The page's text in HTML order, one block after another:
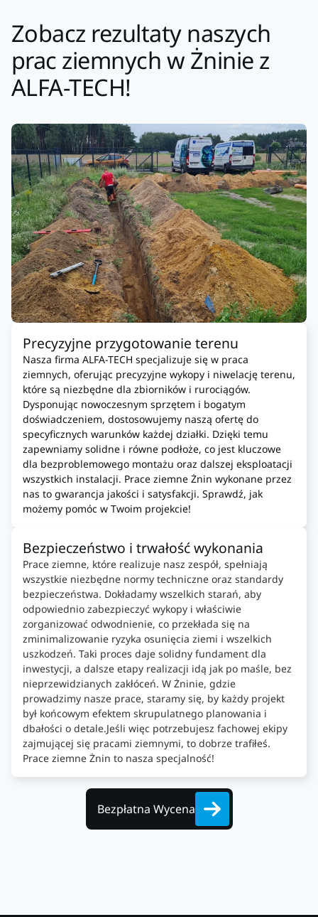
Zobacz rezultaty naszych
prac ziemnych w Żninie z
ALFA-TECH!
Precyzyjne przygotowanie terenu
Nasza firma ALFA-TECH specjalizuje się w praca
ziemnych, oferując precyzyjne wykopy i niwelację terenu,
które są niezbędne dla zbiorników i rurociągów.
Dysponując nowoczesnym sprzętem i bogatym
doświadczeniem, dostosowujemy naszą ofertę do
specyficznych warunków każdej działki. Dzięki temu
zapewniamy solidne i równe podłoże, co jest kluczowe
dla bezproblemowego montażu oraz dalszej eksploatacji
wszystkich instalacji. Prace ziemne Żnin wykonane przez
nas to gwarancja jakości i satysfakcji. Sprawdź, jak
możemy pomóc w Twoim projekcie!
Bezpieczeństwo i trwałość wykonania
Prace ziemne, które realizuje nasz zespół, spełniają
wszystkie niezbędne normy techniczne oraz standardy
bezpieczeństwa. Dokładamy wszelkich starań, aby
odpowiednio zabezpieczyć wykopy i właściwie
zorganizować odwodnienie, co przekłada się na
zminimalizowanie ryzyka osunięcia ziemi i wszelkich
uszkodzeń. Taki proces daje solidny fundament dla
inwestycji, a dalsze etapy realizacji idą jak po maśle, bez
nieprzewidzianych zakłóceń. W Żninie, gdzie
prowadzimy nasze prace, staramy się, by każdy projekt
był końcowym efektem skrupulatnego planowania i
dbałości o detale.Jeśli więc potrzebujesz fachowej ekipy
zajmującej się pracami ziemnymi, to dobrze trafiłeś.
Prace ziemne Żnin to nasza specjalność!
Bezpłatna Wycena